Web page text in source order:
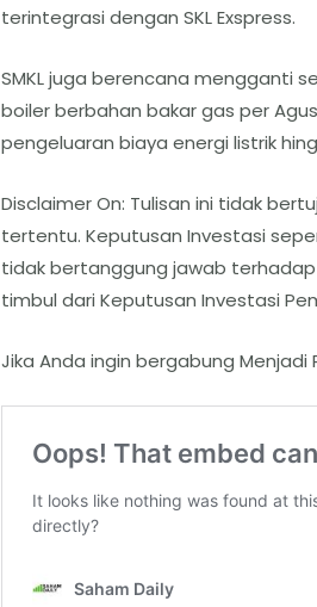
terintegrasi dengan SKL Exspress.
SMKL juga berencana mengganti
boiler berbahan bakar gas per
pengeluaran biaya energi listrik
Disclaimer On: Tulisan ini tidak
tertentu. Keputusan Investasi
tidak bertanggung jawab
timbul dari Keputusan Investasi
Jika Anda ingin bergabung Menjadi